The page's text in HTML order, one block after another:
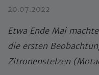
20.07.2022
Etwa Ende Mai
die ersten
Zitronenstelzen